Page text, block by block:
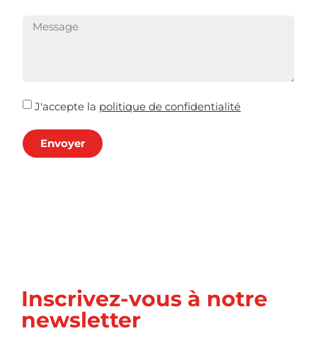
J'accepte la politique de confidentialité
Envoyer
Inscrivez-vous à notre
newsletter